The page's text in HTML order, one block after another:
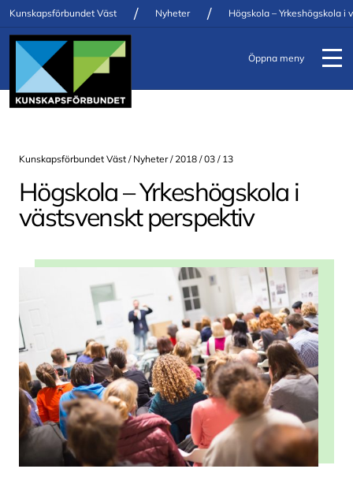
Kunskapsförbundet Väst / Nyheter / Högskola – Yrkeshögskola i
Öppna meny
Kunskapsförbundet Väst / Nyheter/ 2018 / 03 / 13
Högskola – Yrkeshögskola i
västsvenskt perspektiv